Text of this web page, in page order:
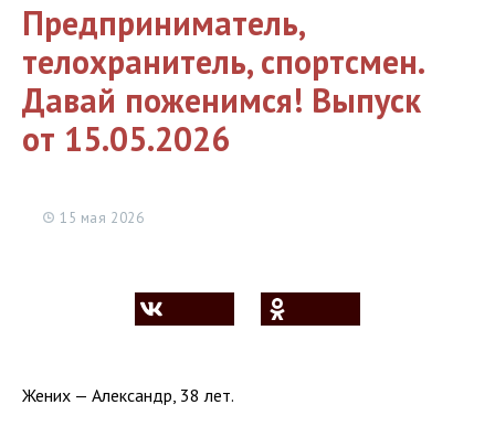
Предприниматель,
телохранитель, спортсмен.
Давай поженимся! Выпуск
от 15.05.2026
15 мая 2026
Жених — Александр, 38 лет.